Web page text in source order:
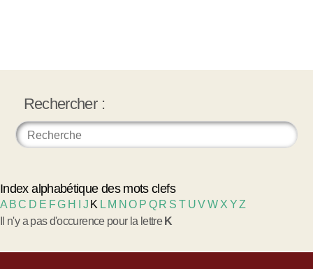
Rechercher :
Index alphabétique des mots clefs
A BC D E FG H J K L M NO P Q R S T UVW X YZ
Il n'y a pas d'occurence pour la lettre K